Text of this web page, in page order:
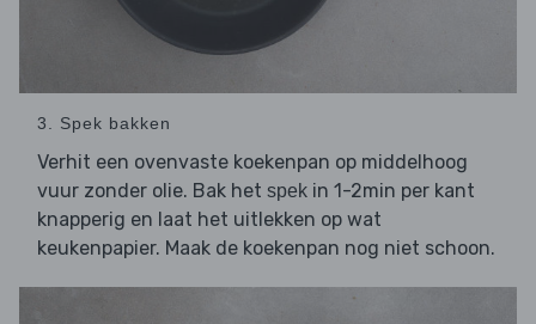
3. Spek bakken
Verhit een ovenvaste koekenpan op middelhoog
vuur zonder olie. Bak het spek in 1-2min per kant
knapperig en laat het uitlekken op wat
keukenpapier. Maak de koekenpan nog niet schoon.